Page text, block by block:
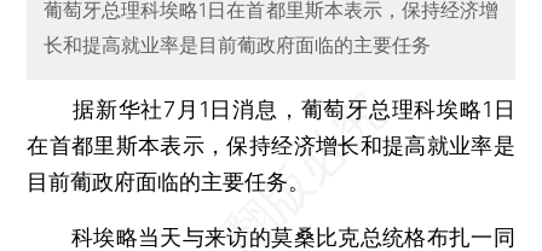
葡萄牙总理科埃略1日在首都里斯本表示，保持经济增
长和提高就业率是目前葡政府面临的主要任务
据新华社7月1日消息，葡萄牙总理科埃略1日
在首都里斯本表示，保持经济增长和提高就业率是
目前葡政府面临的主要任务。
科埃略当天与来访的莫桑比克总统格布扎一同